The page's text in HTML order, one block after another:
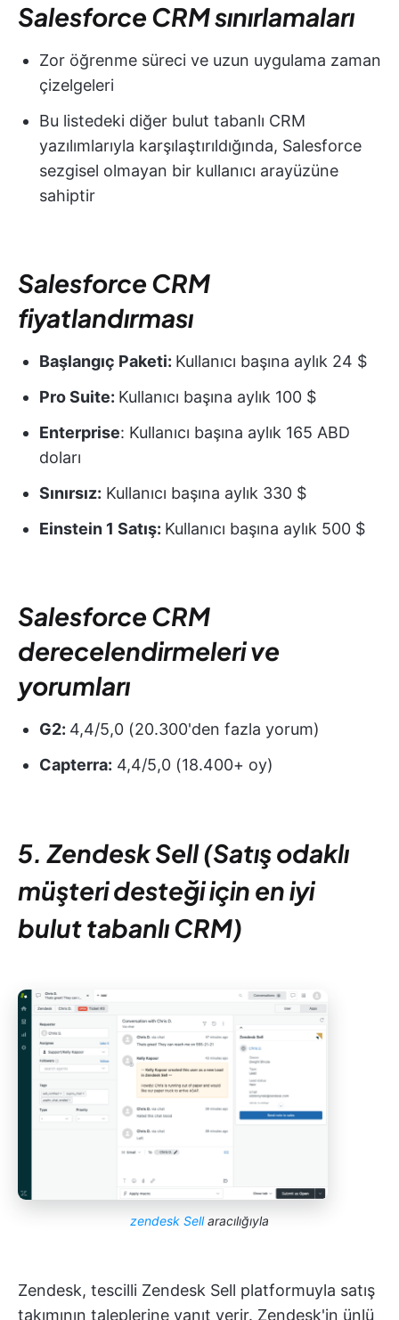
Salesforce CRM sınırlamaları
Zor öğrenme süreci ve uzun uygulama zaman
çizelgeleri
Bu listedeki diğer bulut tabanlı CRM
yazılımlarıyla karşılaştırıldığında, Salesforce
sezgisel olmayan bir kullanıcı arayüzüne
sahiptir
Salesforce CRM
fiyatlandırması
Başlangıç Paketi: Kullanıcı başına aylık 24 $
Pro Suite: Kullanıcı başına aylık 100 $
Enterprise: Kullanıcı başına aylık 165 ABD
doları
Sınırsız: Kullanıcı başına aylık 330 $
Einstein 1 Satış: Kullanıcı başına aylık 500 $
Salesforce CRM
derecelendirmeleri ve
yorumları
G2: 4,4/5,0 (20.300'den fazla yorum)
Capterra: 4,4/5,0 (18.400+ oy)
5. Zendesk Sell (Satış odaklı
müşteri desteği için en iyi
bulut tabanlı CRM)
zendesk Sellaracılığıyla
Zendesk, tescilli Zendesk Sell platformuyla satış
takımının taleplerine yanıt verir. Zendesk'in ünlü